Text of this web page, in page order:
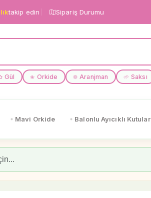
takip edin Sipariş Durumu
Gül ❀ Orkide ❁ Aranjman 🌱 Saksı
Mavi Orkide Balonlu Ayıcıklı Kutular